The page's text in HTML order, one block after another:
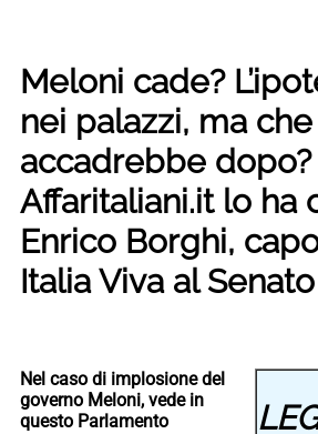
Meloni cade?
nei palazzi, ma
accadrebbe dopo?
Affaritaliani.it lo ha
Enrico Borghi,
Italia Viva al Senato
Nel caso di implosione del
governo Meloni, vede in
questo Parlamento